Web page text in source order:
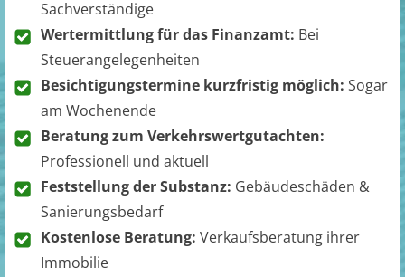
Sachverständige
Wertermittlung für das Finanzamt: Bei
Steuerangelegenheiten
Besichtigungstermine kurzfristig möglich: Sogar
am Wochenende
Beratung zum Verkehrswertgutachten:
Professionell und aktuell
Feststellung der Substanz: Gebäudeschäden &
Sanierungsbedarf
Kostenlose Beratung: Verkaufsberatung ihrer
Immobilie